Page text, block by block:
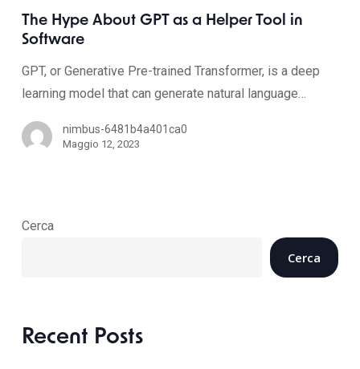
The Hype About GPT as a Helper Tool in
Software
GPT, or Generative Pre-trained Transformer, is a deep
learning model that can generate natural language…
nimbus-6481b4a401ca0
Maggio 12, 2023
Cerca
Cerca
Recent Posts